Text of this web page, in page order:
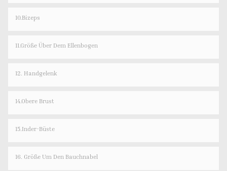
10.Bizeps
11.Größe Über Dem Ellenbogen
12. Handgelenk
14.Obere Brust
15.Inder-Büste
16. Größe Um Den Bauchnabel